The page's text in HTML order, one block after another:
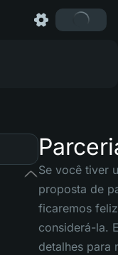
Se você tiver
proposta de
ficaremos
considerá-la.
detalhes para